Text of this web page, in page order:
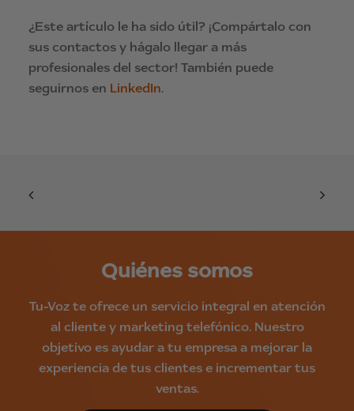
¿Este artículo le ha sido útil? ¡Compártalo con
sus contactos y hágalo llegar a más
profesionales del sector! También puede
seguirnos en LinkedIn.
Quiénes somos
Tu-Voz te ofrece un servicio integral en atención
al cliente y marketing telefónico. Nuestro
objetivo es ayudar a tu empresa a mejorar la
experiencia de tus clientes e incrementar tus
ventas.